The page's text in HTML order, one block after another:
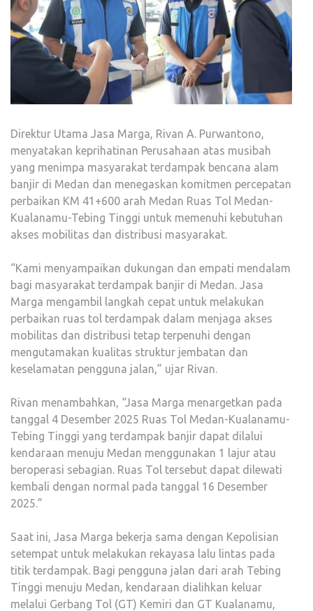
Direktur Utama Jasa Marga, Rivan A. Purwantono,
menyatakan keprihatinan Perusahaan atas musibah
yang menimpa masyarakat terdampak bencana alam
banjir di Medan dan menegaskan komitmen percepatan
perbaikan KM 41+600 arah Medan Ruas Tol Medan-
Kualanamu-Tebing Tinggi untuk memenuhi kebutuhan
akses mobilitas dan distribusi masyarakat.
“Kami menyampaikan dukungan dan empati mendalam
bagi masyarakat terdampak banjir di Medan. Jasa
Marga mengambil langkah cepat untuk melakukan
perbaikan ruas tol terdampak dalam menjaga akses
mobilitas dan distribusi tetap terpenuhi dengan
mengutamakan kualitas struktur jembatan dan
keselamatan pengguna jalan,” ujar Rivan.
Rivan menambahkan, “Jasa Marga menargetkan pada
tanggal 4 Desember 2025 Ruas Tol Medan-Kualanamu-
Tebing Tinggi yang terdampak banjir dapat dilalui
kendaraan menuju Medan menggunakan 1 lajur atau
beroperasi sebagian. Ruas Tol tersebut dapat dilewati
kembali dengan normal pada tanggal 16 Desember
2025.”
Saat ini, Jasa Marga bekerja sama dengan Kepolisian
setempat untuk melakukan rekayasa lalu lintas pada
titik terdampak. Bagi pengguna jalan dari arah Tebing
Tinggi menuju Medan, kendaraan dialihkan keluar
melalui Gerbang Tol (GT) Kemiri dan GT Kualanamu,